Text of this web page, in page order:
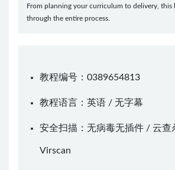
From planning your curriculum to delivery, this
through the entire process.
教程编号：0389654813
教程语言：英语 / 无字幕
安全扫描：无病毒无插件 / 云查
Virscan